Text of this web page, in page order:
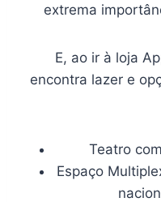
extrema
E, ao ir à loja
encontra lazer e
Teatro
Espaço